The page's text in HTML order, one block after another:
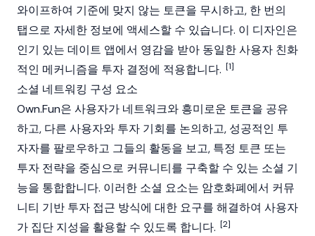
와이프하여 기준에 맞지 않는 토큰을 무시하고, 한 번의
탭으로 자세한 정보에 액세스할 수 있습니다. 이 디자인은
인기 있는 데이트 앱에서 영감을 받아 동일한 사용자 친화
적인 메커니즘을 투자 결정에 적용합니다. [1]
소셜 네트워킹 구성 요소
Own.Fun은 사용자가 네트워크와 흥미로운 토큰을 공유
하고, 다른 사용자와 투자 기회를 논의하고, 성공적인 투
자자를 팔로우하고 그들의 활동을 보고, 특정 토큰 또는
투자 전략을 중심으로 커뮤니티를 구축할 수 있는 소셜 기
능을 통합합니다. 이러한 소셜 요소는 암호화폐에서 커뮤
니티 기반 투자 접근 방식에 대한 요구를 해결하여 사용자
가 집단 지성을 활용할 수 있도록 합니다. [2]